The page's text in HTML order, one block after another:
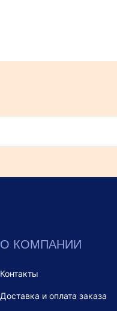
О КОМПАНИИ
Контакты
Доставка и оплата заказа